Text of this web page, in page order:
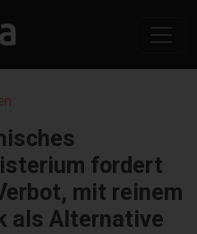
fordert
mit reinem
als Alternative